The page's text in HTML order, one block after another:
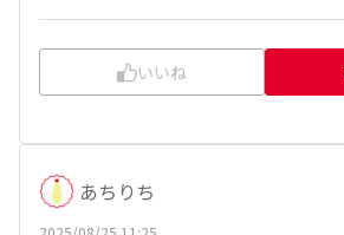
いいね
あちりち